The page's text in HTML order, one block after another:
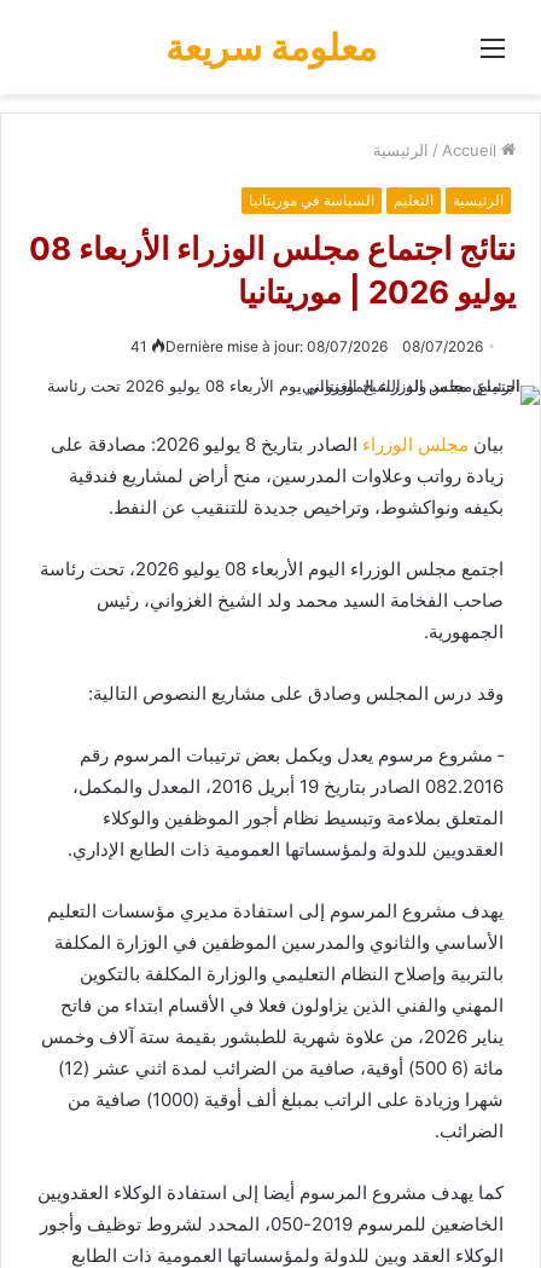
Menu معلومة سريعة
/ الرئيسية
الرئيسية التعليم السياسة في موريتانيا
نتائج اجتماع مجلس الوزراء الأربعاء 08
يوليو 2026 | موريتانيا
08/07/2026
Dernière mise à jour: 08/07/2026
بيان مجلس الوزراء
الصادر بتاريخ 8 يوليو 2026: مصادقة على
زيادة رواتب وعلاوات المدرسين، منح أراض لمشاريع فندقية
بكيفه ونواكشوط، وتراخيص جديدة للتنقيب عن النفط.
اجتمع مجلس الوزراء اليوم الأربعاء 08 يوليو 2026، تحت رئاسة
صاحب الفخامة السيد محمد ولد الشيخ الغزواني، رئيس
الجمهورية.
وقد درس المجلس وصادق على مشاريع النصوص التالية:
‐ مشروع مرسوم يعدل ويكمل بعض ترتيبات المرسوم رقم
082.2016 الصادر بتاريخ 19 أبريل 2016، المعدل والمكمل،
المتعلق بملاءمة وتبسيط نظام أجور الموظفين والوكلاء
العقدويين للدولة ولمؤسساتها العمومية ذات الطابع الإداري.
يهدف مشروع المرسوم إلى استفادة مديري مؤسسات التعليم
الأساسي والثانوي والمدرسين الموظفين في الوزارة المكلفة
بالتربية وإصلاح النظام التعليمي والوزارة المكلفة بالتكوين
المهني والفني الذين يزاولون فعلا في الأقسام ابتداء من فاتح
يناير 2026، من علاوة شهرية للطبشور بقيمة ستة آلاف وخمس
مائة (6 500) أوقية، صافية من الضرائب لمدة اثني عشر (12)
شهرا وزيادة على الراتب بمبلغ ألف أوقية (1000) صافية من
الضرائب.
كما يهدف مشروع المرسوم أيضا إلى استفادة الوكلاء العقدويين
الخاضعين للمرسوم 2019-050، المحدد لشروط توظيف وأجور
الوكلاء العقد وبين للدولة ولمؤسساتها العمومية ذات الطابع